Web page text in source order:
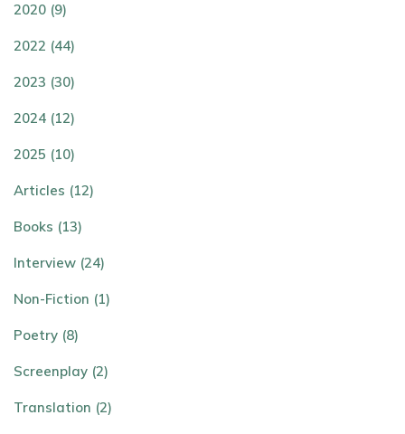
2020 (9)
2022 (44)
2023 (30)
2024 (12)
2025 (10)
Articles (12)
Books (13)
Interview (24)
Non-Fiction (1)
Poetry (8)
Screenplay (2)
Translation (2)